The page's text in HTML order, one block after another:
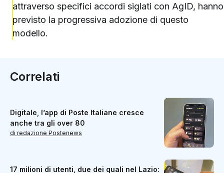
attraverso specifici accordi siglati con AgID, hanno
previsto la progressiva adozione di questo
modello.
Correlati
Digitale, l’app di Poste Italiane cresce
anche tra gli over 80
di redazione Postenews
17 milioni di utenti, due dei quali nel Lazio: